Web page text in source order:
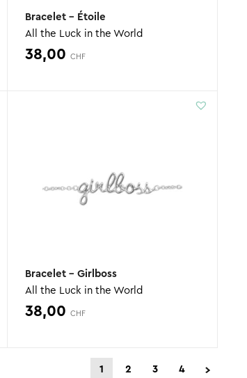
Bracelet – Étoile
All the Luck in the World
38,00CHF
Bracelet – Girlboss
All the Luck in the World
38,00CHF
1 2 3 4